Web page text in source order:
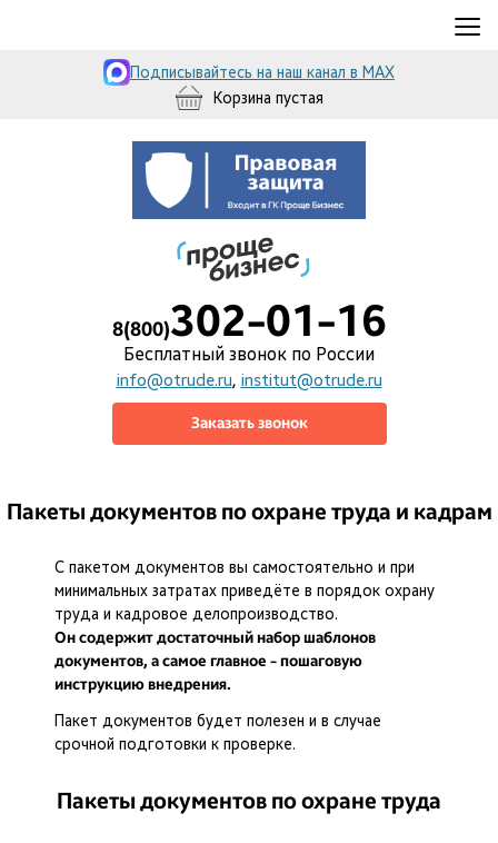
Подписывайтесь на наш канал в MAX
Корзина пустая
8(800)302-01-16
Бесплатный звонок по России
info@otrude.ru, institut@otrude.ru
Заказать звонок
≡
Пакеты документов по охране труда и кадрам
С пакетом документов вы самостоятельно и при
минимальных затратах приведёте в порядок охрану
труда и кадровое делопроизводство.
Он содержит достаточный набор шаблонов
документов, а самое главное - пошаговую
инструкцию внедрения.
Пакет документов будет полезен и в случае
срочной подготовки к проверке.
Пакеты документов по охране труда